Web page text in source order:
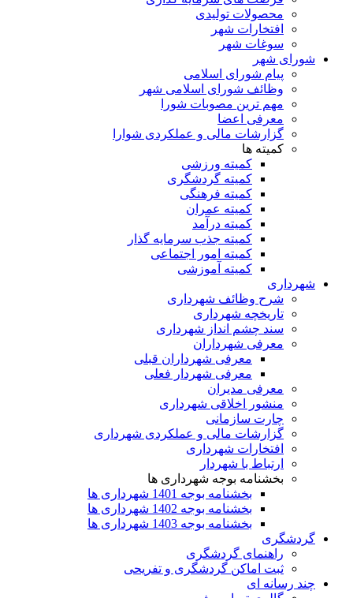
محصولات تولیدی
افتخارات شهر
سوغات شهر
شورای شهر
پیام شورای اسلامی
وظائف شورای اسلامی شهر
مهم ترین مصوبات شورا
معرفی اعضا
گزارشات مالی و عملکردی شوارا
کمیته ها
کمیته ورزشی
کمیته گردشگری
کمیته فرهنگی
کمیته عمران
کمیته درآمد
کمیته جذب سرمایه گذار
کمیته امور اجتماعی
کمیته آموزشی
شهرداری
شرح وظائف شهرداری
تاریخچه شهرداری
سند چشم انداز شهرداری
معرفی شهرداران
معرفی شهرداران قبلی
معرفی شهردار فعلی
معرفی مدیران
منشور اخلاقی شهرداری
چارت سازمانی
گزارشات مالی و عملکردی شهرداری
افتخارات شهرداری
ارتباط با شهردار
بخشنامه بوجه شهرداری ها
بخشنامه بوجه 1401 شهرداری ها
بخشنامه بوجه 1402 شهرداری ها
بخشنامه بوجه 1403 شهرداری ها
گردشگری
راهنمای گردشگری
ثبت اماکن گردشگری و تفریحی
چند رسانه ای